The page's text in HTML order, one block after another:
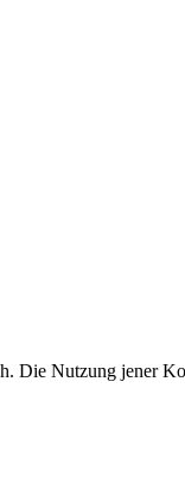
Die Nutzung jener